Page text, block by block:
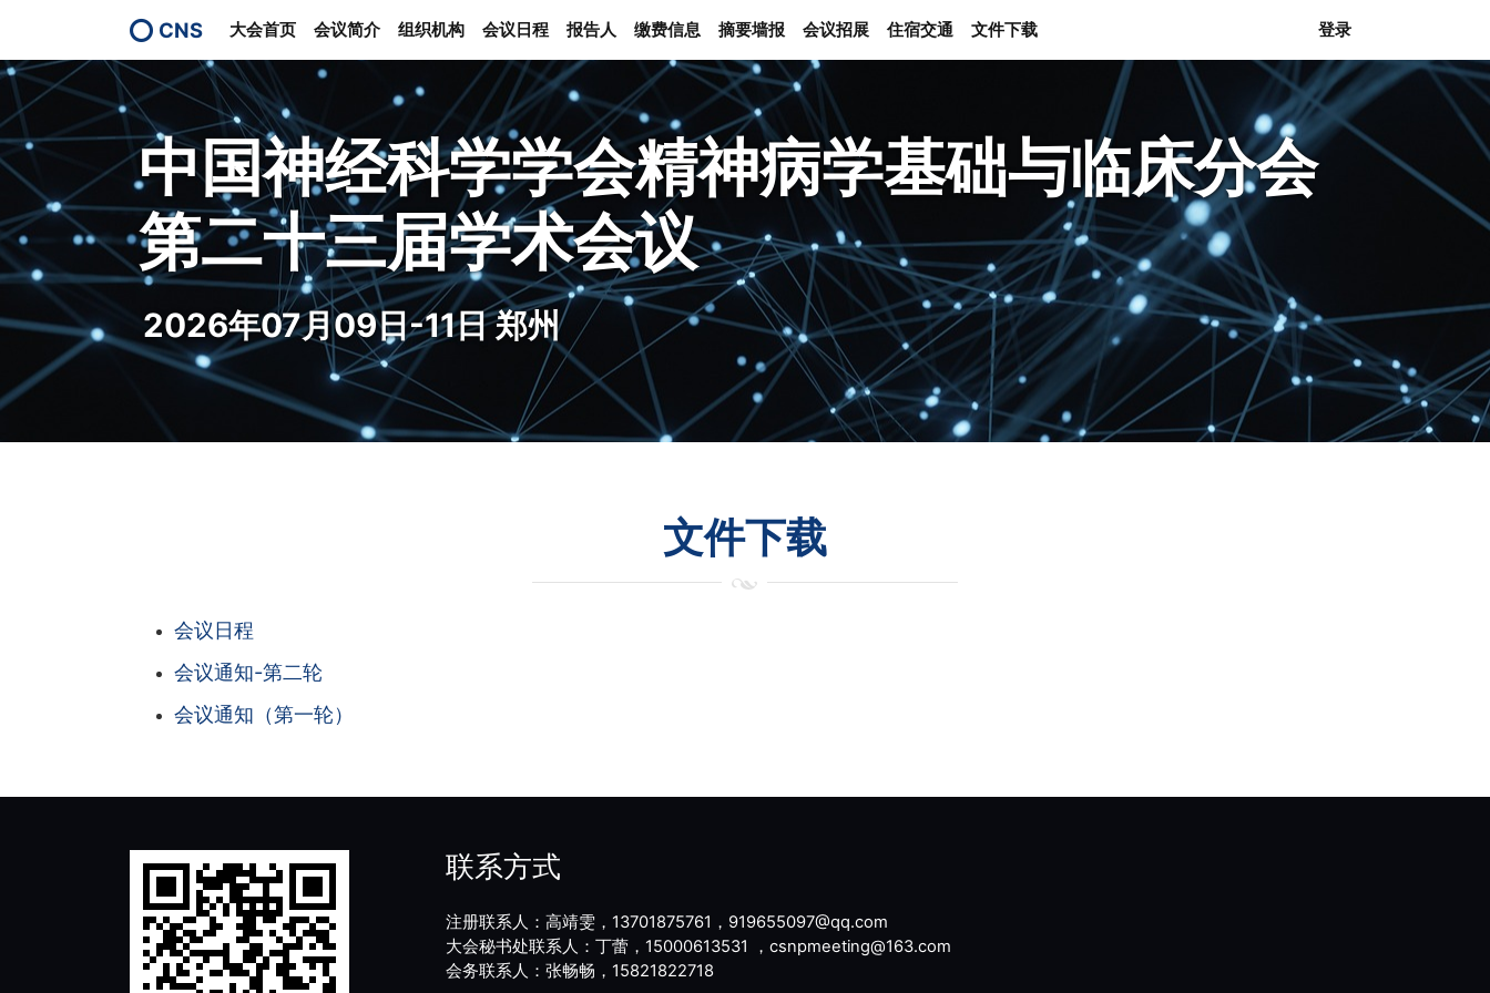
CNS 大会首页 会议简介 组织机构 会议日程 报告人 缴费信息 摘要墙报 会议招展 住宿交通 文件下载 登录
中国神经科学学会精神病学基础与临床分会
第二十三届学术会议
2026年07月09日-11日 郑州
文件下载
会议日程
会议通知-第二轮
会议通知（第一轮）
联系方式
注册联系人：高靖雯，13701875761，919655097@qq.com
大会秘书处联系人：丁蕾，15000613531 ，csnpmeeting@163.com
会务联系人：张畅畅，15821822718